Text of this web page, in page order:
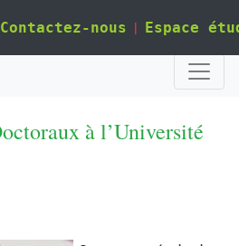
Contactez-nous | Espace
à l’Université